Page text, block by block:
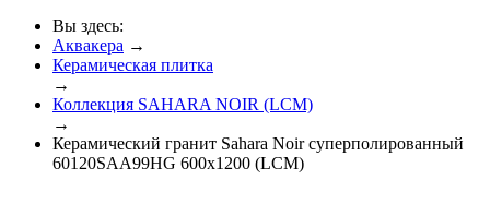
Вы здесь:
Аквакера →
Керамическая плитка
→
Коллекция SAHARA NOIR (LCM)
→
Керамический гранит Sahara Noir суперполированный
60120SAA99HG 600x1200 (LCM)